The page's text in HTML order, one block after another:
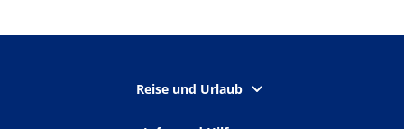
Reise und Urlaub